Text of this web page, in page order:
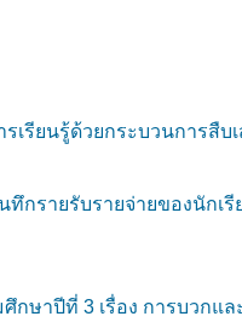
รียนรู้ด้วยกระบวนการสืบ
กรายรับรายจ่ายของนักเ
ษาปีที่ 3 เรื่อง การบวกแล